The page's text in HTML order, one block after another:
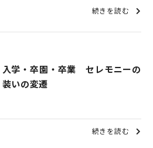
続きを読む
入学・卒園・卒業 セレモニーの
装いの変遷
続きを読む